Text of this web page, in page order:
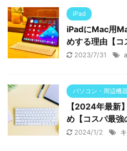
iPad
iPadにMac用
めする理由【コ
2023/7/31
パソコン・周辺機器
【2024年最新
め【コスパ最強
2024/1/2